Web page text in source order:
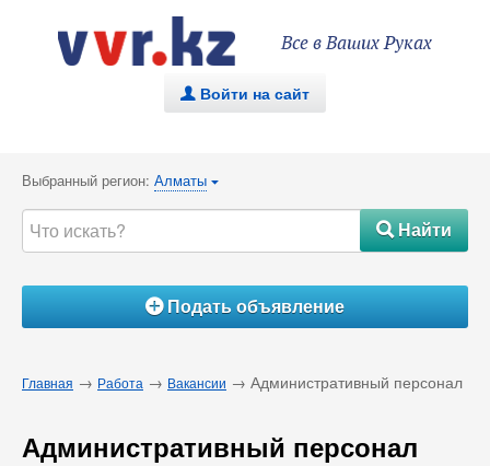
Все в Ваших Руках
. Войти на сайт
Выбранный регион: Алматы {
#Найти
ÁПодать объявление
Главная → Работа → Вакансии → Административный персонал
Административный персонал